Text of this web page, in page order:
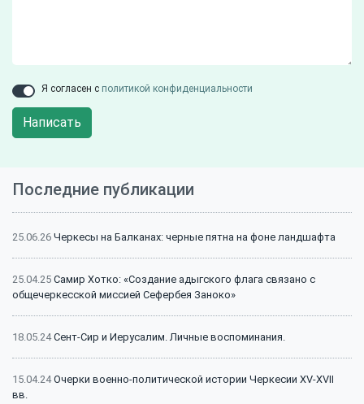
Я согласен с политикой конфиденциальности
Написать
Последние публикации
25.06.26 Черкесы на Балканах: черные пятна на фоне ландшафта
25.04.25 Самир Хотко: «Создание адыгского флага связано с
общечеркесской миссией Сефербея Заноко»
18.05.24Сент-Сир и Иерусалим. Личные воспоминания.
15.04.24Очерки военно-политической истории Черкесии XV-XVII
вв.